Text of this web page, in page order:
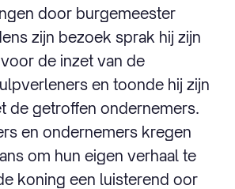
door burgemeester
zijn bezoek sprak hij zijn
de inzet van de
en toonde hij zijn
de getroffen ondernemers.
en ondernemers kregen
om hun eigen verhaal te
koning een luisterend oor